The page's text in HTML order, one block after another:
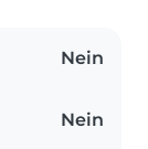
Nein
Nein